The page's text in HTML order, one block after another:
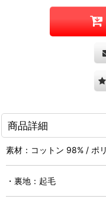
商品詳細
素材：コットン 98% / ポ
・裏地：起毛